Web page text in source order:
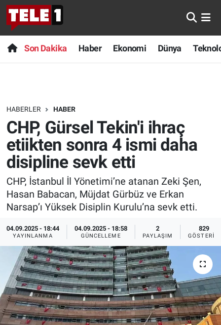
Son Dakika Haber Ekonomi Dünya
HABERLER HABER
CHP, Gürsel Tekin'i ihraç
etiikten sonra 4 ismi daha
disipline sevk etti
CHP, İstanbul İl Yönetimi’ne atanan Zeki Şen,
Hasan Babacan, Müjdat Gürbüz ve Erkan
Narsap’ı Yüksek Disiplin Kurulu’na sevk etti.
04.09.2025 - 18:44
YAYINLANMA
04.09.2025 - 18:58
GÜNCELLEME
2
PAYLAŞIM
829
GÖSTERIM
Anında Manşet
Başka Sohbetler
Bilim turu
Bilim ve Teknoloji Evreni
Doğa Konuşuyor
Dünya
Ege Saati
Ege'den Esintiler
Eğitim
Eğlence
Ekonomi
Son Dakika
Haber
Dünya
Teknoloji
Sağlık
Spor
Yayın Akışı
İletişim
Nöbetçi Eczaneler
Hava Durumu
Trafik Durumu
Süper Lig Puan Durumu ve Fikstür
Tüm Manşetler
Son Dakika Haberleri
Haber Arşivi